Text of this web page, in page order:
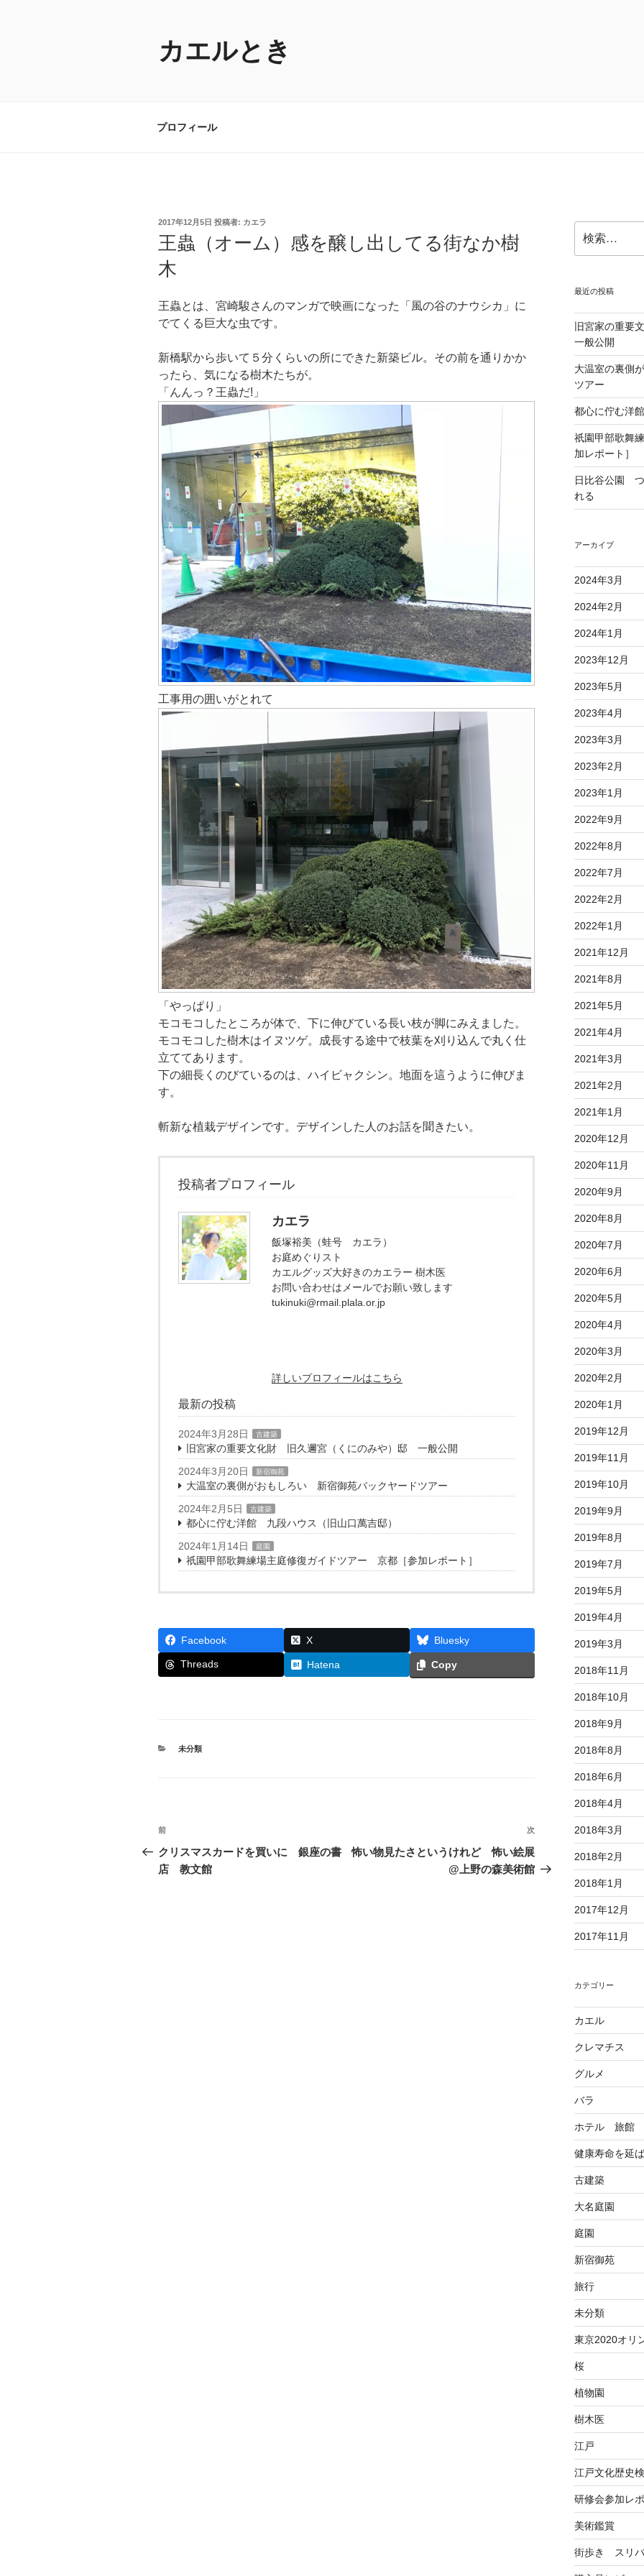
カエルとき
プロフィール
投
日:
2017年12月5日 投稿者: カエラ
王蟲（オーム）感を醸し出してる街なか樹
木
王蟲とは、宮崎駿さんのマンガで映画になった「風の谷のナウシカ」に
でてくる巨大な虫です。
新橋駅から歩いて５分くらいの所にできた新築ビル。その前を通りかか
ったら、気になる樹木たちが。
「んんっ？王蟲だ!」
工事用の囲いがとれて
「やっぱり」
モコモコしたところが体で、下に伸びている長い枝が脚にみえました。
モコモコした樹木はイヌツゲ。成長する途中で枝葉を刈り込んで丸く仕
立ててあります。
下の細長くのびているのは、ハイビャクシン。地面を這うように伸びま
す。
斬新な植栽デザインです。デザインした人のお話を聞きたい。
投稿者プロフィール
カエラ
飯塚裕美（蛙号 カエラ）
お庭めぐりスト
カエルグッズ大好きのカエラー 樹木医
お問い合わせはメールでお願い致します
tukinuki@rmail.plala.or.jp
詳しいプロフィールはこちら
最新の投稿
2024年3月28日 古建築
旧宮家の重要文化財 旧久邇宮（くにのみや）邸 一般公開
2024年3月20日
新宿御苑
大温室の裏側がおもしろい 新宿御苑バックヤードツアー
2024年2月5日
古建築
都心に佇む洋館 九段ハウス（旧山口萬吉邸）
2024年1月14日
庭園
祇園甲部歌舞練場主庭修復ガイドツアー 京都［参加レポート］
Facebook X Bluesky
Threads Hatena Copy
カ
未分類
投
稿
ナ
前
の
投
前
クリスマスカードを買いに 銀座の書
店 教文館
次
投
次
怖い物見たさというけれど 怖い絵展
@上野の森美術館
索:
最近の投稿
旧宮家の重
一般公開
大温室の裏側
ツアー
都心に佇む洋
祇園甲部歌舞
加レポート］
日比谷公園
れる
アーカイブ
2024年3月
2024年2月
2024年1月
2023年12月
2023年5月
2023年4月
2023年3月
2023年2月
2023年1月
2022年9月
2022年8月
2022年7月
2022年2月
2022年1月
2021年12月
2021年8月
2021年5月
2021年4月
2021年3月
2021年2月
2021年1月
2020年12月
2020年11月
2020年9月
2020年8月
2020年7月
2020年6月
2020年5月
2020年4月
2020年3月
2020年2月
2020年1月
2019年12月
2019年11月
2019年10月
2019年9月
2019年8月
2019年7月
2019年5月
2019年4月
2019年3月
2018年11月
2018年10月
2018年9月
2018年8月
2018年6月
2018年4月
2018年3月
2018年2月
2018年1月
2017年12月
2017年11月
カテゴリー
カエル
クレマチス
グルメ
バラ
ホテル 旅館
健康寿命を延
古建築
大名庭園
庭園
新宿御苑
旅行
未分類
東京2020オリ
桜
植物園
樹木医
江戸
江戸文化歴史
研修会参加レ
美術鑑賞
街歩き スリ